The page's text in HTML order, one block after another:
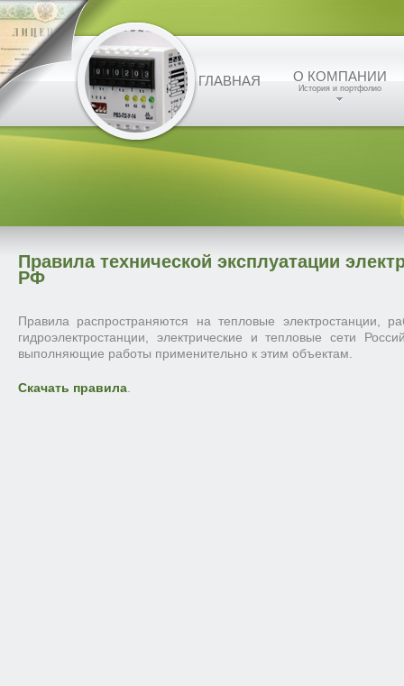
ГЛАВНАЯ О КОМПАНИИ
История и портфолио
Правила технической эксплуатации
РФ
Правила распространяются на тепловые электростанции,
гидроэлектростанции, электрические и тепловые сети
выполняющие работы применительно к этим объектам.
Скачать правила